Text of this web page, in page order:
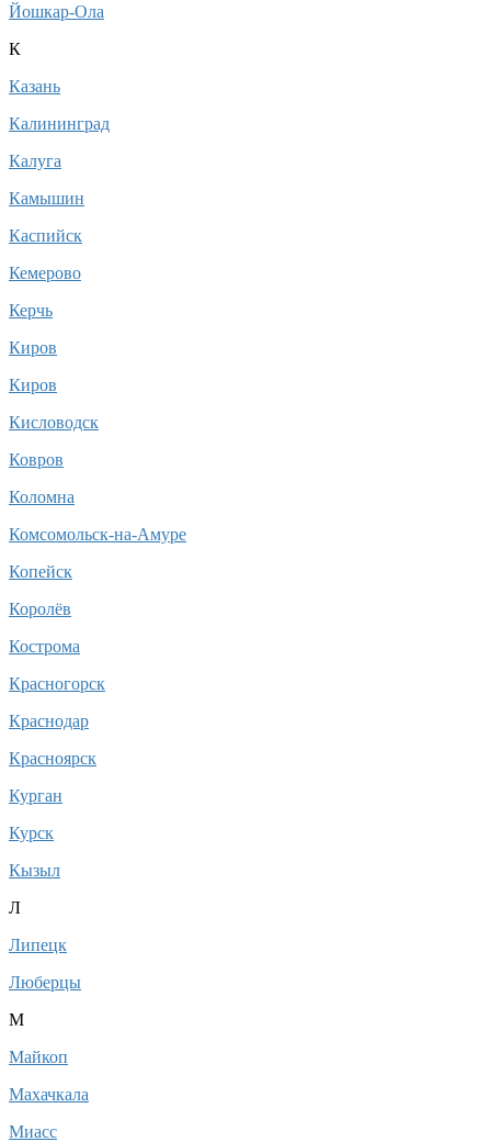
Йошкар-Ола
К
Казань
Калининград
Калуга
Камышин
Каспийск
Кемерово
Керчь
Киров
Киров
Кисловодск
Ковров
Коломна
Комсомольск-на-Амуре
Копейск
Королёв
Кострома
Красногорск
Краснодар
Красноярск
Курган
Курск
Кызыл
Л
Липецк
Люберцы
М
Майкоп
Махачкала
Миасс